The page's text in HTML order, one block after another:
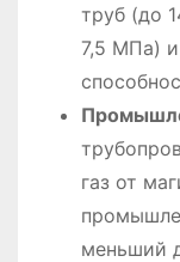
труб (до
7,5 МПа)
газ от
меньший